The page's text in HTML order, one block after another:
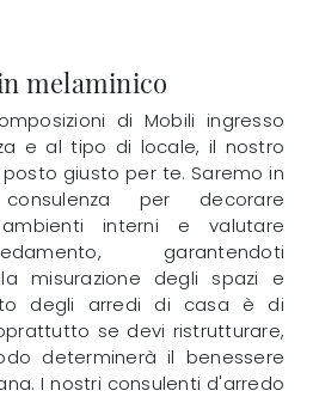
melaminico
di Mobili ingresso
e al tipo di locale, il nostro
giusto per te. Saremo in
per decorare
interni e valutare
garantendoti
misurazione degli spazi e
degli arredi di casa è di
se devi ristrutturare,
determinerà il benessere
I nostri consulenti d'arredo